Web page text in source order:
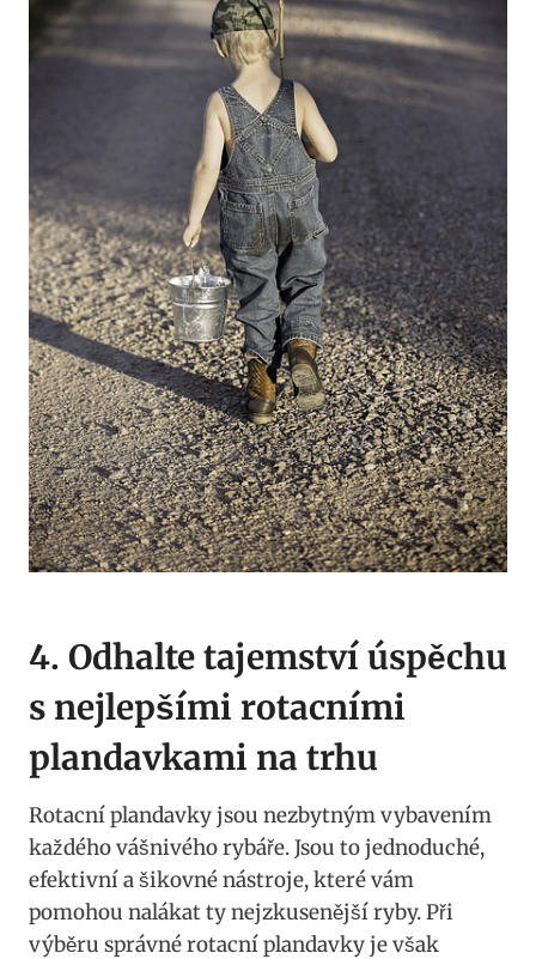
4. Odhalte tajemství úspěchu
s nejlepšími rotacními
plandavkami na trhu
Rotacní plandavky jsou nezbytným vybavením
každého vášnivého rybáře. Jsou‍ to​ jednoduché,
efektivní a‍ šikovné nástroje, ⁣které vám
pomohou nalákat ty ‍nejzkusenější ryby. ⁣Při
výběru správné rotacní plandavky je však